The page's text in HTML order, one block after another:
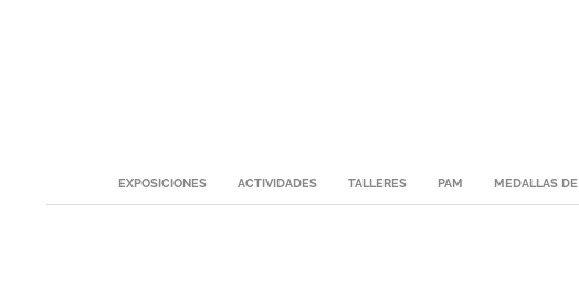
Secondary
Navigation
EXPOSICIONES ACTIVIDADES TALLERES PAM MEDALLAS